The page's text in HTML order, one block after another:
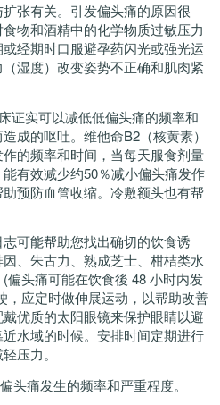
张有关。引发偏头痛的原因很
物和酒精中的化学物质过敏压力
经期时口服避孕药闪光或强光运
湿度）改变姿势不正确和肌肉紧
证实可以减低低偏头痛的频率和
成的呕吐。维他命B2（核黄素）
的频率和时间，当每天服食剂量
有效减少约50％减小偏头痛发作
预防血管收缩。冷敷额头也有帮
可能帮助您找出确切的饮食诱
、朱古力、熟成芝士、柑桔类水
偏头痛可能在饮食後 48 小时内发
，应定时做伸展运动，以帮助改善
优质的太阳眼镜来保护眼睛以避
水域的时候。安排时间定期进行
压力。
头痛发生的频率和严重程度。